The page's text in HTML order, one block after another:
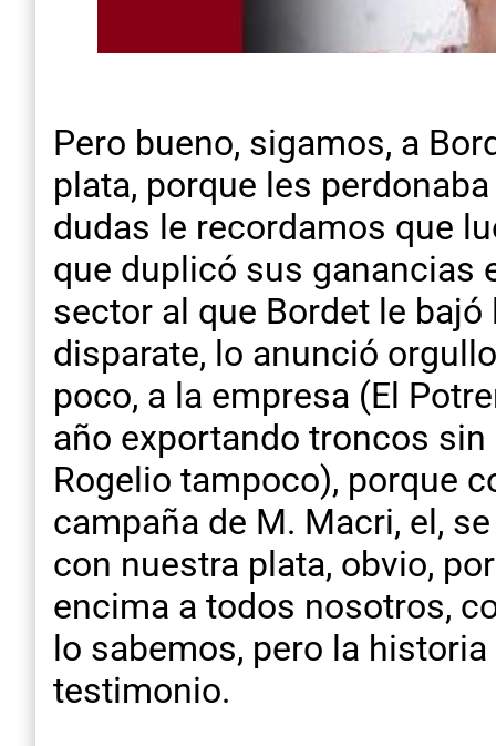
Pero bueno, sigamos, a
plata, porque les
dudas le recordamos que
que duplicó sus ganancias
sector al que Bordet le
disparate, lo anunció
poco, a la empresa (El
año exportando troncos sin
Rogelio tampoco), porque
campaña de M. Macri, el,
con nuestra plata, obvio,
encima a todos nosotros,
lo sabemos, pero la
testimonio.